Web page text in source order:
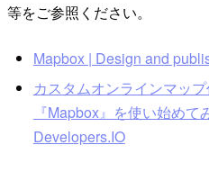
等をご参照ください。
Mapbox | Design and
カスタムオンラインマッ
『Mapbox』を使い始めて
Developers.IO